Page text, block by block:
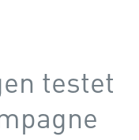
testet